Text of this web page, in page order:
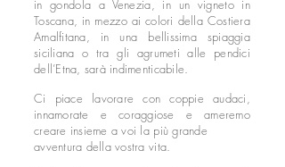
quem somos
contato
blog
in gondola a Venezia, in un vigneto in
Toscana, in mezzo ai colori della Costiera
Amalfitana, in una bellissima spiaggia
siciliana o tra gli agrumeti alle pendici
dell’Etna, sarà indimenticabile.
Ci piace lavorare con coppie audaci,
innamorate e coraggiose e ameremo
creare insieme a voi la più grande
avventura della vostra vita.